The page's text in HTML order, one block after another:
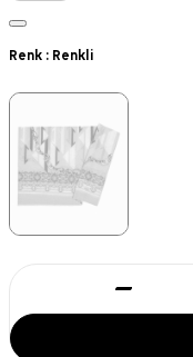
Renk : Renkli